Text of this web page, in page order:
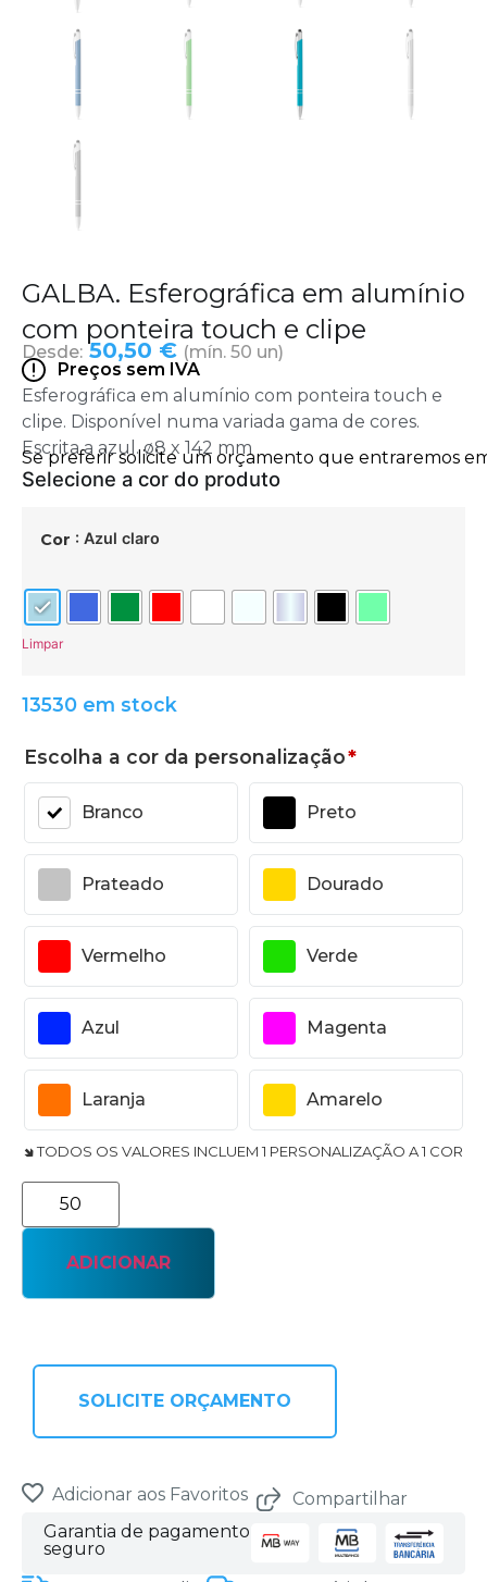
GALBA. Esferográfica em alumínio
com ponteira touch e clipe
Desde: 50,50 € (mín. 50 un)
Preços sem IVA
Esferográfica em alumínio com ponteira touch e
clipe. Disponível numa variada gama de cores.
Escrita a azul. ø8 x 142 mm
Cor : Azul claro
Limpar
13530 em stock
Escolha a cor da personalização*
Branco Preto
Prateado Dourado
Vermelho Verde
Azul Magenta
Laranja Amarelo
🢆 TODOS OS VALORES INCLUEM 1 PERSONALIZAÇÃO A 1 COR
ADICIONAR
SOLICITE ORÇAMENTO
Adicionar aos Favoritos
Compartilhar
Garantia de pagamento
seguro